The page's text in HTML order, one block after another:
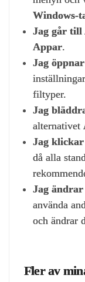
Jag går till
Appar.
Jag
filtyper.
Jag
alternativet
Jag
då alla
Jag
använda
och ändrar
Fler av